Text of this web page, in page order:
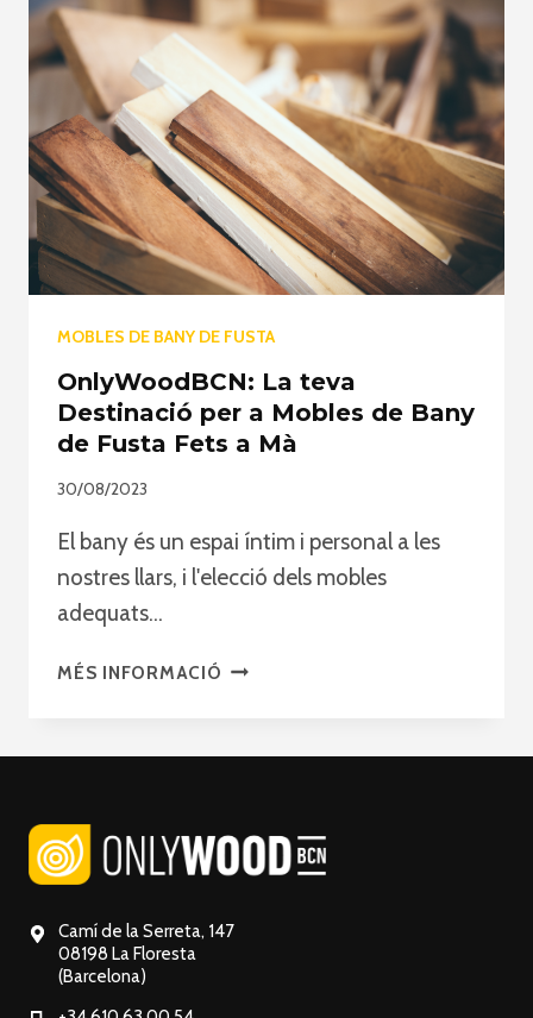
MOBLES DE BANY DE FUSTA
OnlyWoodBCN: La teva
Destinació per a Mobles de Bany
de Fusta Fets a Mà
30/08/2023
El bany és un espai íntim i personal a les
nostres llars, i l'elecció dels mobles
adequats…
MÉS INFORMACIÓ ONLYWOODBCN:
DESTINACIÓ
MOBLES
DE
DE
Camí de la Serreta, 147
08198 La Floresta
(Barcelona)